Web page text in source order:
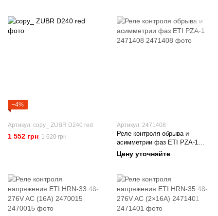
−4%
Артикул: copy_ ZUBR D240 red
1 552 грн 1 620 грн
Артикул: 2471408
Реле контроля обрыва и
асимметрии фаз ETI PZA-1
2471408
Цену уточняйте